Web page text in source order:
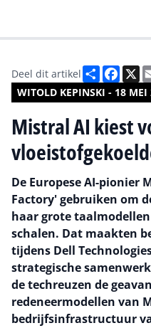
WITOLD KEPINSKI - 18 MEI
Deel dit artikel Deel X
Mistral AI kiest
De Europese AI-pionier
Factory' gebruiken om
haar grote
schalen. Dat maakten
tijdens Dell
strategische
de techreuzen de
redeneermodellen van
bedrijfsinfrastructuur